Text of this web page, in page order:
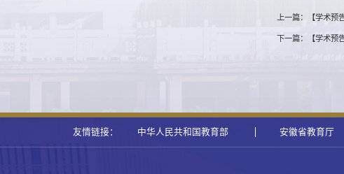
上一篇：【学术预
下一篇：【学术预
友情链接： 中华人民共和国教育部 安徽省教育厅